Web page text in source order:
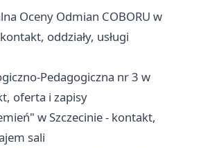
Oceny Odmian COBORU w
oddziały, usługi
Pedagogiczna nr 3 w
oferta i zapisy
w Szczecinie - kontakt,
sali